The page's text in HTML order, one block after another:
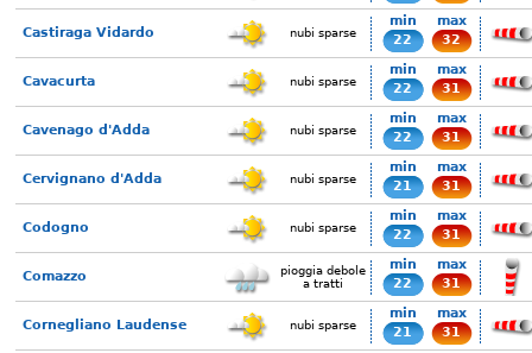
Castiraga Vidardo nubi sparse
min
22
max
32
Cavacurta nubi sparse
min
22
max
31
Cavenago d'Adda nubi sparse
min
22
max
31
Cervignano d'Adda nubi sparse
min
21
max
31
Codogno nubi sparse
min
22
max
31
Comazzo
pioggia debole
a tratti
min
22
max
31
Cornegliano Laudense nubi sparse
min
21
max
31